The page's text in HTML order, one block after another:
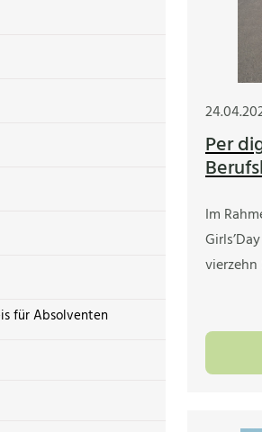
für Absolventen
Per
Im